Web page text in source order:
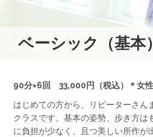
ベーシック（基本
90分×6回 33,000円（税込）＊女
はじめての方から、リピーターさん
クラスです。基本の姿勢、歩き方は
に負担が少なく、且つ美しい所作が